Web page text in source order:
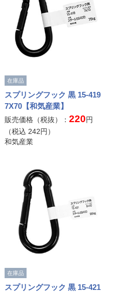
在庫品
スプリングフック 黒 15-419
7X70【和気産業】
販売価格（税抜）： 220円
（税込 242円）
和気産業
在庫品
スプリングフック 黒 15-421